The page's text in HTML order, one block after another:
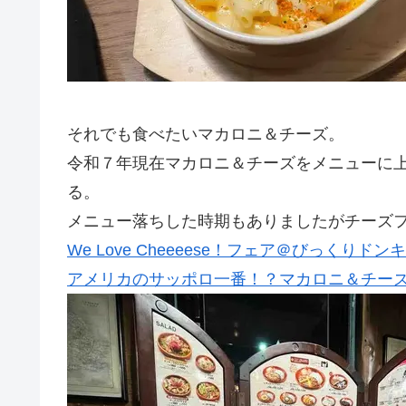
それでも食べたいマカロニ＆チーズ。
令和７年現在マカロニ＆チーズをメニューに
る。
メニュー落ちした時期もありましたがチーズ
We Love Cheeeese！フェア＠びっくりドン
アメリカのサッポロ一番！？マカロニ＆チー